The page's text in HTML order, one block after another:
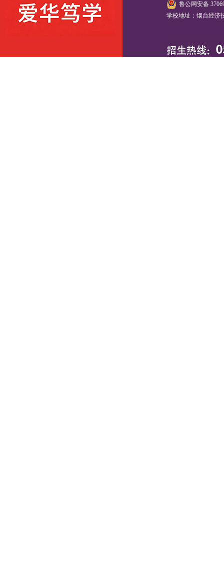
鲁公网安备
学校地址：烟台经济